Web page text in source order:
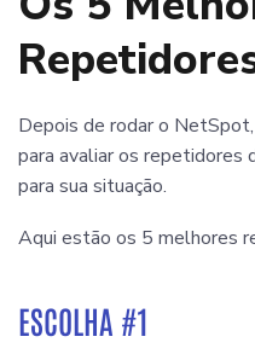
Depois de rodar o
para avaliar os repetidores
para sua situação.
Aqui estão os 5 melhores
ESCOLHA #1